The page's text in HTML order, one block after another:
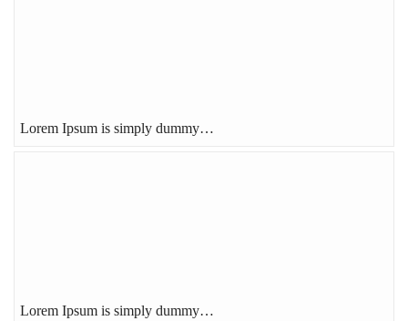
Lorem Ipsum is simply dummy…
Lorem Ipsum is simply dummy…